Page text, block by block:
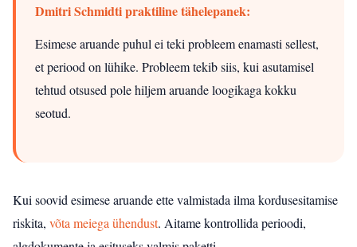
Dmitri Schmidti praktiline tähelepanek:
Esimese aruande puhul ei teki probleem enamasti sellest,
et periood on lühike. Probleem tekib siis, kui asutamisel
tehtud otsused pole hiljem aruande loogikaga kokku
seotud.
Kui soovid esimese aruande ette valmistada ilma kordusesitamise
riskita, võta meiega ühendust. Aitame kontrollida perioodi,